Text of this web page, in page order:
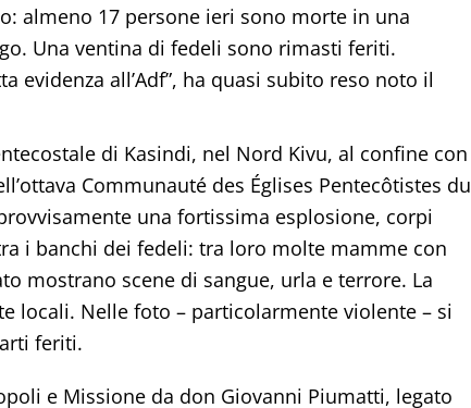
almeno 17 persone ieri sono morte in una
Una ventina di fedeli sono rimasti feriti.
evidenza all’Adf”, ha quasi subito reso noto il
di Kasindi, nel Nord Kivu, al confine con
Communauté des Églises Pentecôtistes du
una fortissima esplosione, corpi
i banchi dei fedeli: tra loro molte mamme con
mostrano scene di sangue, urla e terrore. La
locali. Nelle foto – particolarmente violente – si
feriti.
e Missione da don Giovanni Piumatti, legato